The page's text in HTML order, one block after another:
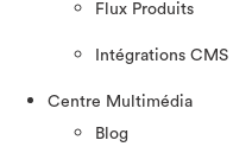
Flux Produits
Intégrations CMS
Centre Multimédia
Blog